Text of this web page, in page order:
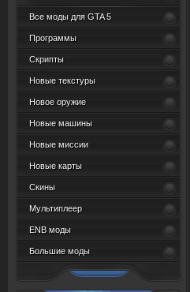
Все моды для GTA 5
Программы
Скрипты
Новые текстуры
Новое оружие
Новые машины
Новые миссии
Новые карты
Скины
Мультиплеер
ENB моды
Большие моды